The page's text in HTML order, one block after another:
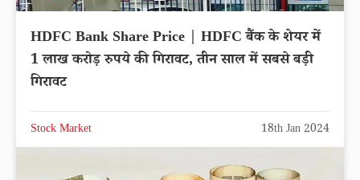
HDFC Bank Share Price | HDFC बैंक के शेयर में
1 लाख करोड़ रुपये की गिरावट, तीन साल में सबसे बड़ी
गिरावट
Stock Market 18th Jan 2024